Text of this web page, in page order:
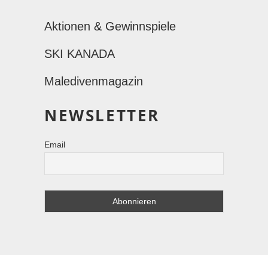
Aktionen & Gewinnspiele
SKI KANADA
Maledivenmagazin
NEWSLETTER
Email